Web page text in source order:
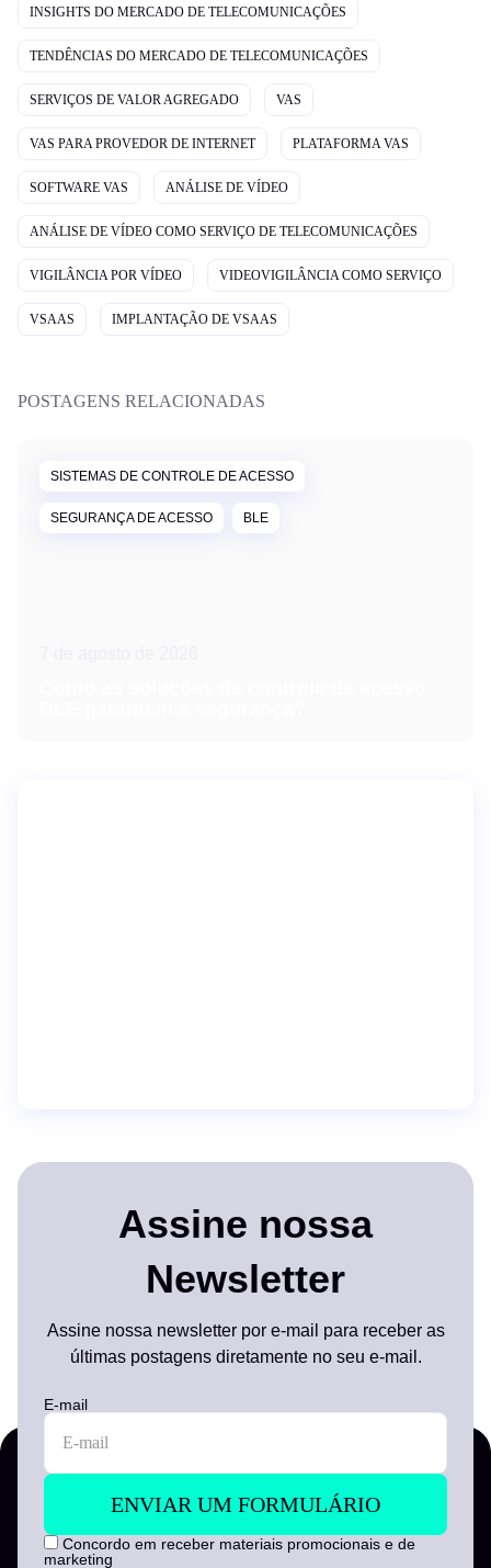
INSIGHTS DO MERCADO DE TELECOMUNICAÇÕES
TENDÊNCIAS DO MERCADO DE TELECOMUNICAÇÕES
SERVIÇOS DE VALOR AGREGADO VAS
VAS PARA PROVEDOR DE INTERNET PLATAFORMA VAS
SOFTWARE VAS ANÁLISE DE VÍDEO
ANÁLISE DE VÍDEO COMO SERVIÇO DE TELECOMUNICAÇÕES
VIGILÂNCIA POR VÍDEO VIDEOVIGILÂNCIA COMO SERVIÇO
VSAAS IMPLANTAÇÃO DE VSAAS
POSTAGENS RELACIONADAS
SISTEMAS DE CONTROLE DE ACESSO
SEGURANÇA DE ACESSO BLE
Assine nossa
Newsletter
Assine nossa newsletter por e-mail para receber as
últimas postagens diretamente no seu e-mail.
E-mail
Concordo em receber materiais promocionais e de
marketing